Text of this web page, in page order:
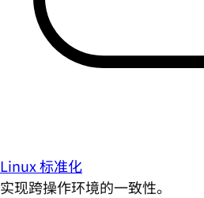
Linux 标准化
实现跨操作环境的一致性。